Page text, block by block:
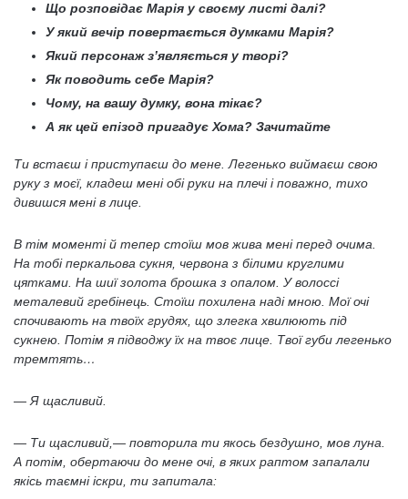
Що розповідає Марія у своєму листі далі?
У який вечір повертається думками Марія?
Який персонаж з’являється у творі?
Як поводить себе Марія?
Чому, на вашу думку, вона тікає?
А як цей епізод пригадує Хома? Зачитайте
Ти встаєш і приступаєш до мене. Легенько виймаєш свою
руку з моєї, кладеш мені обі руки на плечі і поважно, тихо
дивишся мені в лице.
В тім моменті й тепер стоїш мов жива мені перед очима.
На тобі перкальова сукня, червона з білими круглими
цятками. На шиї золота брошка з опалом. У волоссі
металевий гребінець. Стоїш похилена наді мною. Мої очі
спочивають на твоїх грудях, що злегка хвилюють під
сукнею. Потім я підводжу їх на твоє лице. Твої губи легенько
тремтять…
— Я щасливий.
— Ти щасливий,— повторила ти якось бездушно, мов луна.
А потім, обертаючи до мене очі, в яких раптом запалали
якісь таємні іскри, ти запитала: